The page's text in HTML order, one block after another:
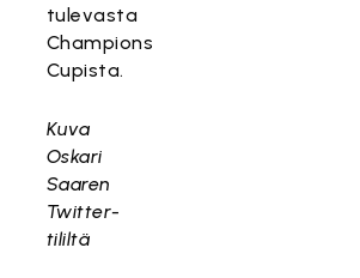
tulevasta
Champions
Cupista.
Kuva
Oskari
Saaren
Twitter-
tililtä